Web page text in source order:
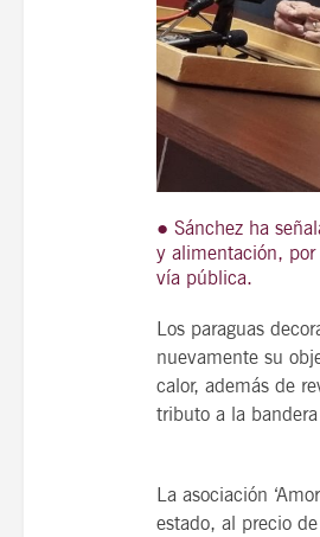
● Sánchez ha
y alimentación,
vía pública.
Los paraguas
nuevamente su
calor, además de
tributo a la
La asociación
estado, al precio